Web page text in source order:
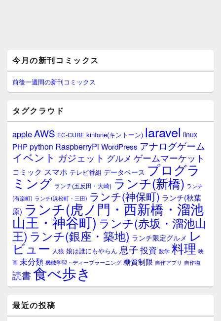
イ
ン
サ
イ
ウ
ィ
ジ
ェ
ア
今月の新刊コミックス
前後一週間の新刊コミックス
タグクラウド
appleAWS EC-CUBE kintone(キントーン) laravel linux
PHPpython RaspberryPi WordPress アナログゲーム
イベント ガジェット グルメ ゲームマーケット
コミック スマホ テレビ番組 データベース プログラ
ミング ランチ(五反田・大崎) ランチ(新橋) ランチ
(有楽町) ランチ(浜松町・三田) ランチ(神保町) ランチ(秋葉
原) ランチ(虎ノ門・西新橋・溜池
山王・神谷町) ランチ(赤坂・溜池山
王) ランチ(銀座・築地) ランチ限定グルメ レ
ビュー 人狼 娘は誰にもやらん 息子 投資 数学 料理 映
画 未分類 機械学習・ディープラーニング 糖質制限 自作アプリ 自作物
読書食べ歩き
最近の投稿